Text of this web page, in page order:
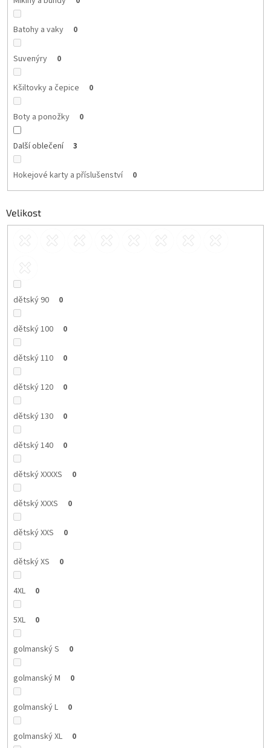
Batohy a vaky 0
Suvenýry 0
Kšiltovky a čepice 0
Boty a ponožky 0
Další oblečení 3
Hokejové karty a příslušenství 0
Velikost
dětský 90 0
dětský 100 0
dětský 110 0
dětský 120 0
dětský 130 0
dětský 140 0
dětský XXXXS 0
dětský XXXS 0
dětský XXS 0
dětský XS 0
4XL 0
5XL 0
golmanský S 0
golmanský M 0
golmanský L 0
golmanský XL 0